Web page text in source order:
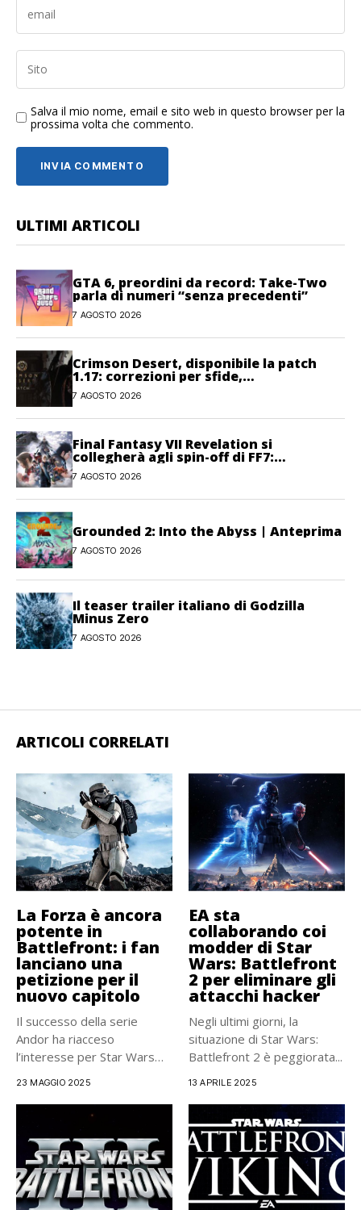
Salva il mio nome, email e sito web in questo browser per la
prossima volta che commento.
ULTIMI ARTICOLI
GTA 6, preordini da record: Take-Two
parla di numeri “senza precedenti”
7 AGOSTO 2026
Crimson Desert, disponibile la patch
1.17: correzioni per sfide,
combattimento e interfaccia
7 AGOSTO 2026
Final Fantasy VII Revelation si
collegherà agli spin-off di FF7:
Hamaguchi non si pone limiti
7 AGOSTO 2026
Grounded 2: Into the Abyss | Anteprima
7 AGOSTO 2026
Il teaser trailer italiano di Godzilla
Minus Zero
7 AGOSTO 2026
ARTICOLI CORRELATI
La Forza è ancora
potente in
Battlefront: i fan
lanciano una
petizione per il
nuovo capitolo
Il successo della serie
Andor ha riacceso
l’interesse per Star Wars
23 MAGGIO 2025
EA sta
collaborando coi
modder di Star
Wars: Battlefront
2 per eliminare gli
attacchi hacker
Negli ultimi giorni, la
situazione di Star Wars:
Battlefront 2 è peggiorata...
13 APRILE 2025